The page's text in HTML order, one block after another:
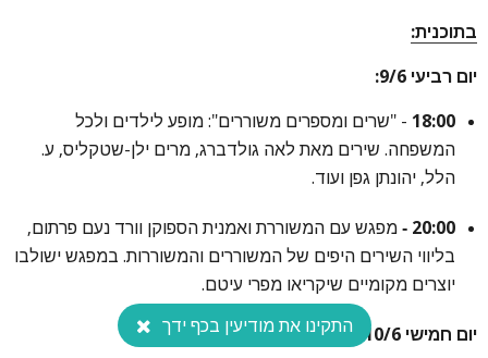
בתוכנית:
יום רביעי 9/6:
18:00 - "שרים ומספרים משוררים": מופע לילדים ולכל
המשפחה. שירים מאת לאה גולדברג, מרים ילן-שטקליס, ע.
הלל, יהונתן גפן ועוד.
20:00 -
מפגש עם המשוררת ואמנית הספוקן וורד נעם פרתום,
בליווי השירים היפים של המשוררים והמשוררות. במפגש ישולבו
יוצרים מקומיים שיקריאו מפרי עיטם.
יום חמישי 10/6: התקינו את מודיעין בכף ידך